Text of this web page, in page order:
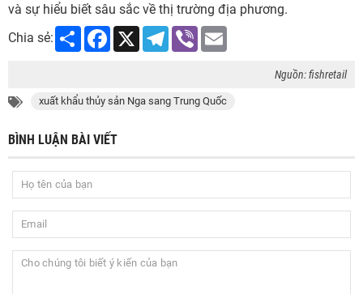
và sự hiểu biết sâu sắc về thị trường địa phương.
Chia sẻ:
Share Facebook
X Telegram
Viber
Nguồn: fishretail
xuất khẩu thủy sản Nga sang Trung Quốc
BÌNH LUẬN BÀI VIẾT